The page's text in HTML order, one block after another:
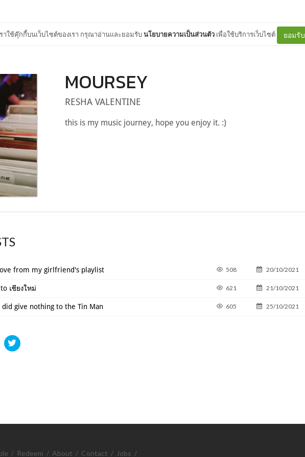
ราใช้คุ๊กกี้บนเว็บไซต์ของเรา กรุณาอ่านและยอมรับนโยบายความเป็นส่วนตัว เพื่อใช้บริการเว็บไซต์ ยอมรับ
MOURSEY
RESHA VALENTINE
this is my music journey, hope you enjoy it. :)
from my girlfriend's playlist 508 20/10/2021
เชียงใหม่ 621 21/10/2021
did give nothing to the Tin Man 605 25/10/2021
/ Redeem / About / Contact / Jobs /